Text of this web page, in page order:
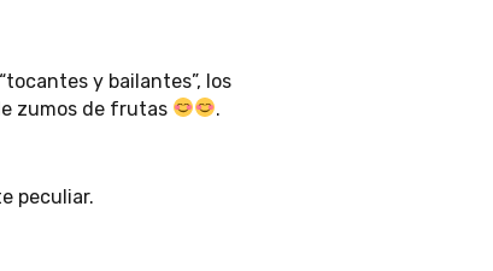
y bailantes”, los
zumos de frutas
.
peculiar.